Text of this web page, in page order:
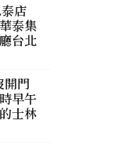
店
泰集
台北
門
早午
士林